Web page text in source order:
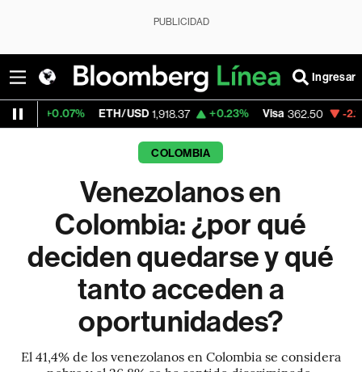
PUBLICIDAD
Ingresar
ETH/USD 1,918.37 +0.23% Visa 362.50 -2.15%
COLOMBIA
Venezolanos en
Colombia: ¿por qué
deciden quedarse y qué
tanto acceden a
oportunidades?
El 41,4% de los venezolanos en Colombia se considera